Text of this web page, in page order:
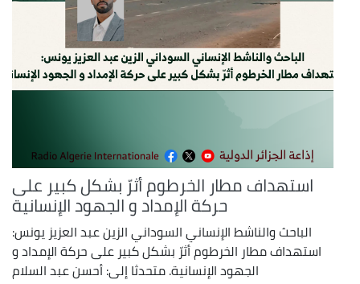
استهداف مطار الخرطوم أثرّ بشكل كبير على
حركة الإمداد و الجهود الإنسانية
الباحث والناشط الإنساني السوداني الزين عبد العزيز يونس:
استهداف مطار الخرطوم أثرّ بشكل كبير على حركة الإمداد و
الجهود الإنسانية. متحدثا إلى: أحسن عبد السلام